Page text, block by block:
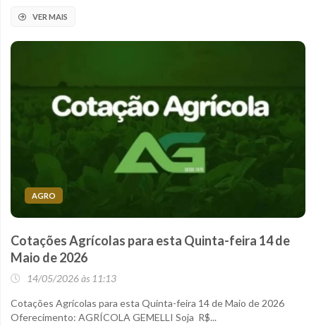
VER MAIS
AGRO
Cotações Agrícolas para esta Quinta-feira 14 de
Maio de 2026
14/05/2026 às 11:13
Cotações Agrícolas para esta Quinta-feira 14 de Maio de 2026
Oferecimento: AGRÍCOLA GEMELLI Soja R$...